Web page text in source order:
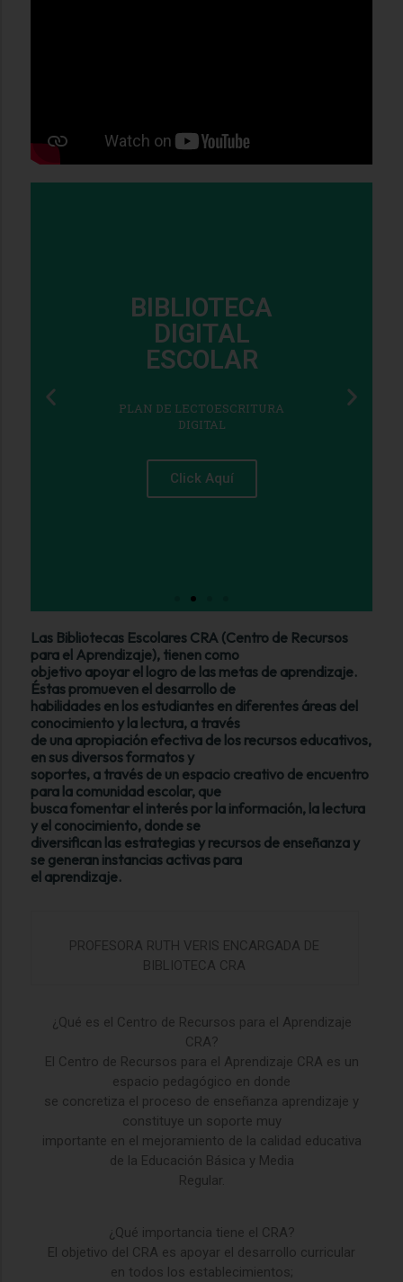
BIBLIOTECA
DIGITAL
ESCOLAR
PLAN DE LECTOESCRITURA
DIGITAL
Click Aquí
Las Bibliotecas Escolares CRA (Centro de Recursos
para el Aprendizaje), tienen como
objetivo apoyar el logro de las metas de aprendizaje.
Éstas promueven el desarrollo de
habilidades en los estudiantes en diferentes áreas del
conocimiento y la lectura, a través
de una apropiación efectiva de los recursos educativos,
en sus diversos formatos y
soportes, a través de un espacio creativo de encuentro
para la comunidad escolar, que
busca fomentar el interés por la información, la lectura
y el conocimiento, donde se
diversifican las estrategias y recursos de enseñanza y
se generan instancias activas para
el aprendizaje.
PROFESORA RUTH VERIS ENCARGADA DE
BIBLIOTECA CRA
¿Qué es el Centro de Recursos para el Aprendizaje
CRA?
El Centro de Recursos para el Aprendizaje CRA es un
espacio pedagógico en donde
se concretiza el proceso de enseñanza aprendizaje y
constituye un soporte muy
importante en el mejoramiento de la calidad educativa
de la Educación Básica y Media
Regular.
¿Qué importancia tiene el CRA?
El objetivo del CRA es apoyar el desarrollo curricular
en todos los establecimientos;